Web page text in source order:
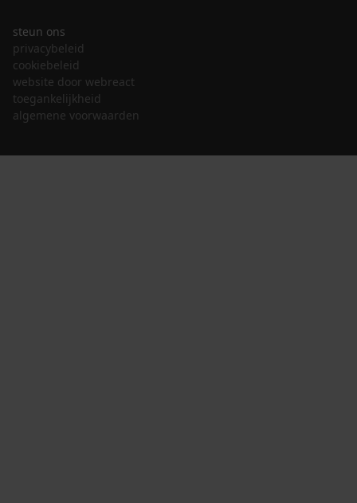
steun ons
privacybeleid
cookiebeleid
website door webreact
toegankelijkheid
algemene voorwaarden